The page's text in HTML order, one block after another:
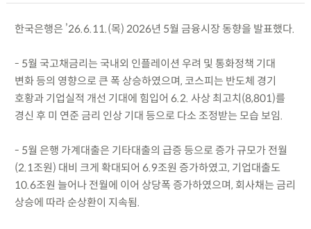
한국은행은 ’26.6.11.(목) 2026년 5월 금융시장 동향을 발표했다.
- 5월 국고채금리는 국내외 인플레이션 우려 및 통화정책 기대
변화 등의 영향으로 큰 폭 상승하였으며, 코스피는 반도체 경기
호황과 기업실적 개선 기대에 힘입어 6.2. 사상 최고치(8,801)를
경신 후 미 연준 금리 인상 기대 등으로 다소 조정받는 모습 보임.
- 5월 은행 가계대출은 기타대출의 급증 등으로 증가 규모가 전월
(2.1조원) 대비 크게 확대되어 6.9조원 증가하였고, 기업대출도
10.6조원 늘어나 전월에 이어 상당폭 증가하였으며, 회사채는 금리
상승에 따라 순상환이 지속됨.